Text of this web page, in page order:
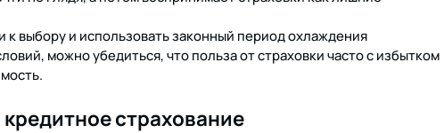
к выбору и использовать законный период охлаждения
можно убедиться, что польза от страховки часто с избытком
страхование